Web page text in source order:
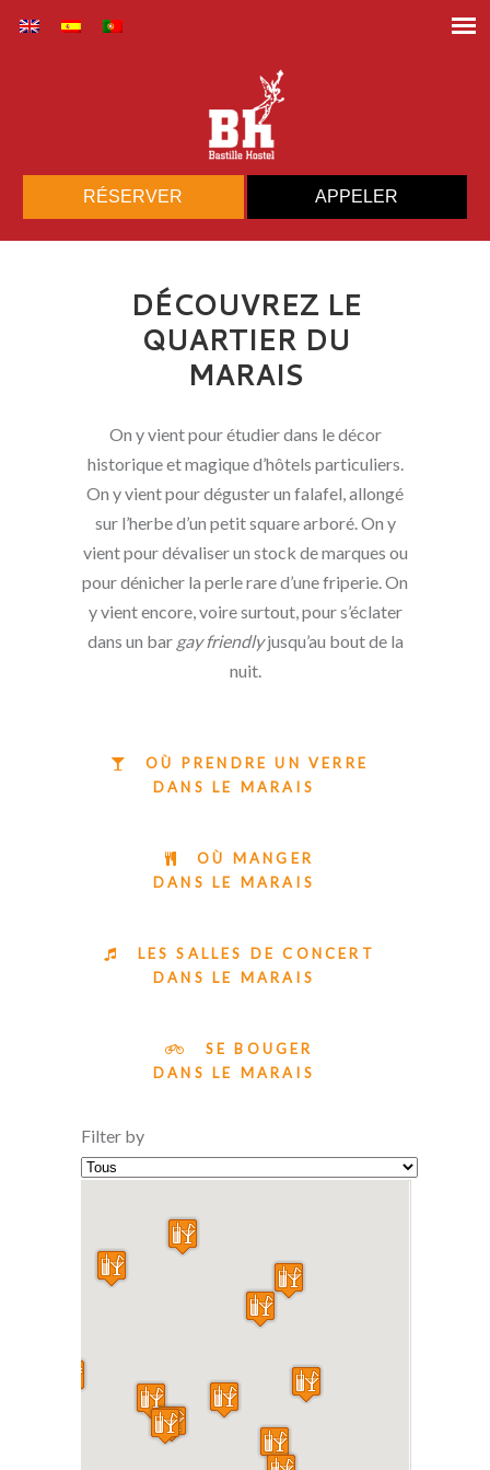
RÉSERVER APPELER
DÉCOUVREZ LE
QUARTIER DU
MARAIS
On y vient pour étudier dans le décor
historique et magique d’hôtels particuliers.
On y vient pour déguster un falafel, allongé
sur l’herbe d’un petit square arboré. On y
vient pour dévaliser un stock de marques ou
pour dénicher la perle rare d’une friperie. On
y vient encore, voire surtout, pour s’éclater
dans un bar gay friendlyjusqu’au bout de la
nuit.
OÙ PRENDRE UN VERRE
DANS LE MARAIS
OÙ MANGER
DANS LE MARAIS
LES SALLES DE CONCERT
DANS LE MARAIS
SE BOUGER
DANS LE MARAIS
Filter by